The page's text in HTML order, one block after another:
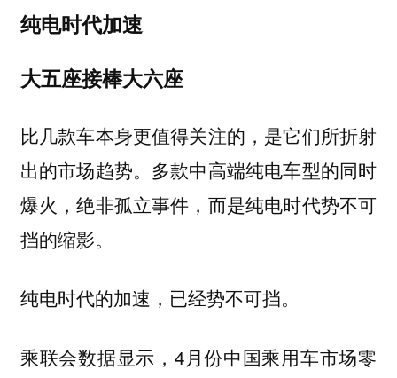
纯电时代加速
大五座接棒大六座
比几款车本身更值得关注的，是它们所折射
出的市场趋势。多款中高端纯电车型的同时
爆火，绝非孤立事件，而是纯电时代势不可
挡的缩影。
纯电时代的加速，已经势不可挡。
乘联会数据显示，4月份中国乘用车市场零